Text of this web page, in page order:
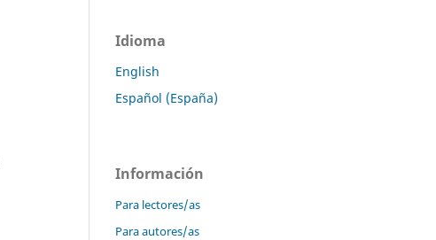
Idioma
English
Español (España)
Información
Para lectores/as
Para autores/as